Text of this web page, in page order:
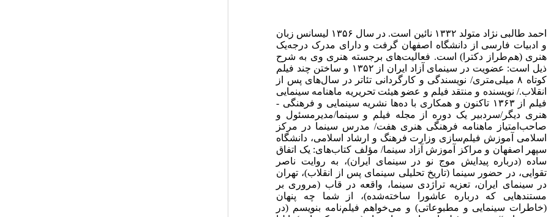
احمد طالبی نژاد متولد ۱۳۳۲ نائین است. در سال ۱۳۵۶ لیسانس زبان
و ادبیات فارسی از دانشگاه اصفهان گرفت و دارای مدرک درجه‌یک
هنری (هم‌طراز دکترا) است. فعالیت‌های برجسته هنری وی به شرح
ذیل است: عضویت در سینمای آزاد ایران از ۱۳۵۲ و ساختن چند فیلم
کوتاه ۸ میلی‌متری/ نویسندگی و کارگردانی تئاتر در سال‌های پس از
انقلاب./ نویسنده و منتقد فیلم و عضو هیئت تحریریه ماهنامه سینمایی
فیلم از ۱۳۶۳ تاکنون و همکاری با ده‌ها نشریه سینمایی و فرهنگی -
هنری دیگر/سردبیر یک دوره از مجله فیلم و سینما/مدیرمسئول و
صاحب‌امتیاز ماهنامه فرهنگی هنری هفت/ مدرس سینما در مرکز
اسلامی آموزش فیلم‌سازی وزارت فرهنگ و ارشاد اسلامی، دانشگاه
سپهر اصفهان و مراکز آموزش آزاد سینما/ مؤلف کتاب‌های: یک اتفاق
ساده (درباره پیدایش موج نو در سینمای ایران)، به روایت ناصر
تقوایی، در حضور سینما (تاریخ تحلیلی سینمای پس از انقلاب)، تهران
در سینمای ایران، تعزیه تراژدی سینما، واقعه در قاب (مروری بر
مستندهایی که درباره عاشورا ساخته‌شده)، از شما چه پنهان
(خاطرات سینمایی و مطبوعاتی) و می‌خواهم فیلم‌نامه بنویسم (در